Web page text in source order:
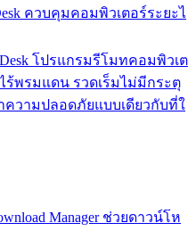
ควบคุมคอมพิวเตอร์ระยะไ
โปรแกรมรีโมทคอมพิวเต
ร้พรมแดน รวดเร็มไม่มีกระตุ
วามปลอดภัยแบบเดียวกับที่ใ
Manager ช่วยดาวน์โห